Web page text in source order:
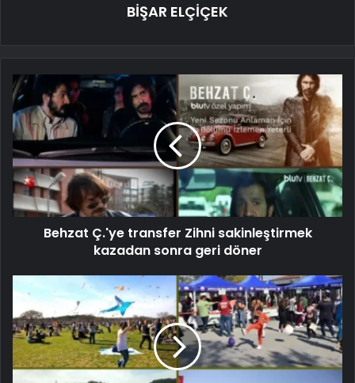
BİŞAR ELÇİÇEK
Behzat Ç.'ye transfer Zihni sakinleştirmek
kazadan sonra geri döner